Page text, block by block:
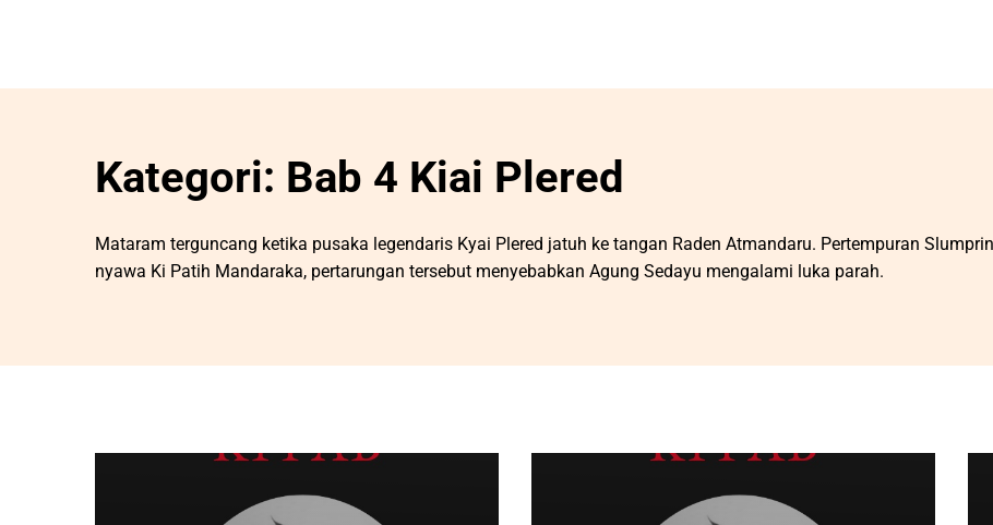
Kategori: Bab 4 Kiai Plered
Mataram terguncang ketika pusaka legendaris Kyai Plered jatuh ke tangan Raden Atmandaru. Pertempuran
nyawa Ki Patih Mandaraka, pertarungan tersebut menyebabkan Agung Sedayu mengalami luka parah.